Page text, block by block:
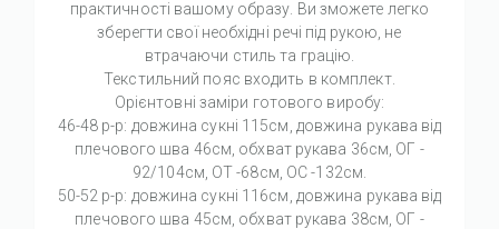
практичності вашому образу. Ви зможете легко
зберегти свої необхідні речі під рукою, не
втрачаючи стиль та грацію.
Текстильний пояс входить в комплект.
Орієнтовні заміри готового виробу:
46-48 р-р: довжина сукні 115см, довжина рукава від
плечового шва 46см, обхват рукава 36см, ОГ -
92/104см, ОТ -68см, OC -132см.
50-52 р-р: довжина сукні 116см, довжина рукава від
плечового шва 45см, обхват рукава 38см, ОГ -